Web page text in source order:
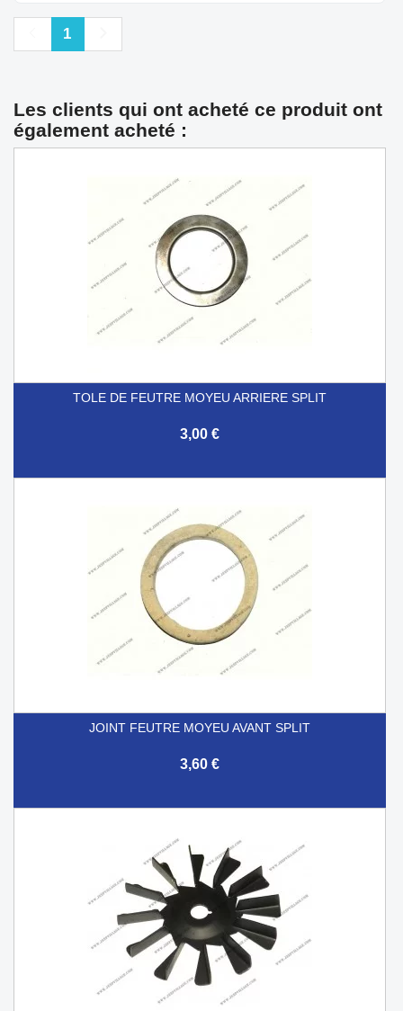
Précédent
1
Les clients qui ont acheté ce produit ont
également acheté :
TOLE DE FEUTRE MOYEU ARRIERE SPLIT
3,00 €
JOINT FEUTRE MOYEU AVANT SPLIT
3,60 €